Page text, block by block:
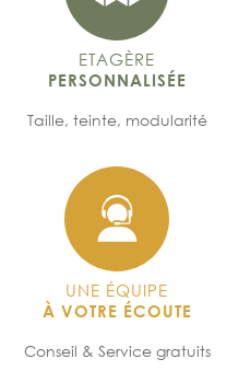
ETAGÈRE
PERSONNALISÉE
Taille, teinte, modularité
UNE ÉQUIPE
À VOTRE ÉCOUTE
Conseil & Service gratuits